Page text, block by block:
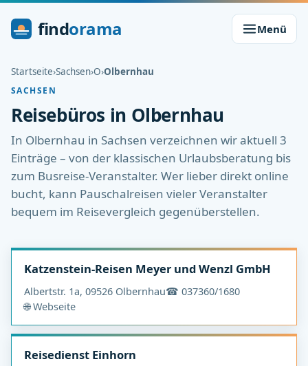
findorama Menü
Startseite›Sachsen›O›Olbernhau
SACHSEN
Reisebüros in Olbernhau
In Olbernhau in Sachsen verzeichnen wir aktuell 3
Einträge – von der klassischen Urlaubsberatung bis
zum Busreise-Veranstalter. Wer lieber direkt online
bucht, kann Pauschalreisen vieler Veranstalter
bequem im Reisevergleich gegenüberstellen.
Katzenstein-Reisen Meyer und Wenzl GmbH
Albertstr. 1a, 09526 Olbernhau☎ 037360/1680
🌐 Webseite
Reisedienst Einhorn